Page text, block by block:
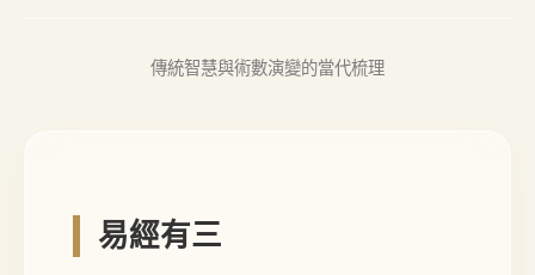
傳統智慧與術數演變的當代梳理
易經有三